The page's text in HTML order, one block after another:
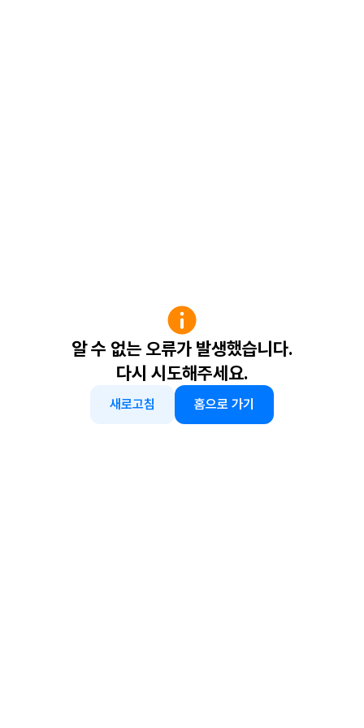
알 수 없는 오류가 발생했습니다.
다시 시도해주세요.
새로고침 홈으로 가기